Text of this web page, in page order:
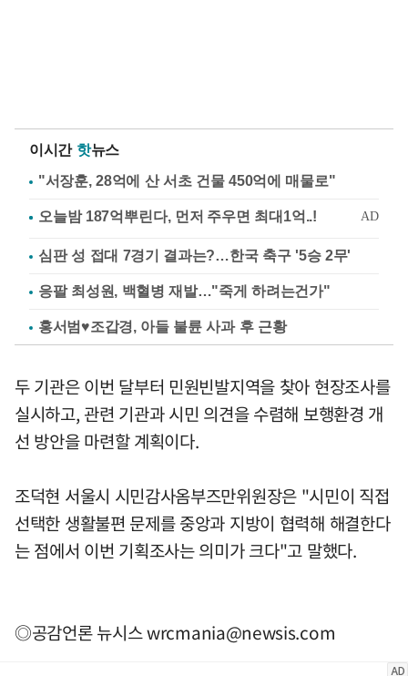
이시간 핫뉴스
"서장훈, 28억에 산 서초 건물 450억에 매물로"
심판 성 접대 7경기 결과는?…한국 축구 '5승 2무'
응팔 최성원, 백혈병 재발…"죽게 하려는건가"
홍서범♥조갑경, 아들 불륜 사과 후 근황
두 기관은 이번 달부터 민원빈발지역을 찾아 현장조사를
실시하고, 관련 기관과 시민 의견을 수렴해 보행환경 개
선 방안을 마련할 계획이다.
조덕현 서울시 시민감사옴부즈만위원장은 "시민이 직접
선택한 생활불편 문제를 중앙과 지방이 협력해 해결한다
는 점에서 이번 기획조사는 의미가 크다"고 말했다.
◎공감언론 뉴시스wrcmania@newsis.com